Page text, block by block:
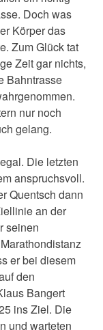
Doch was
Körper das
Zum Glück tat
Zeit gar nichts,
Bahntrasse
nur noch
gelang.
Die letzten
anspruchsvoll.
Quentsch dann
an der
seinen
er bei diesem
den
Bangert
ins Ziel. Die
und warteten